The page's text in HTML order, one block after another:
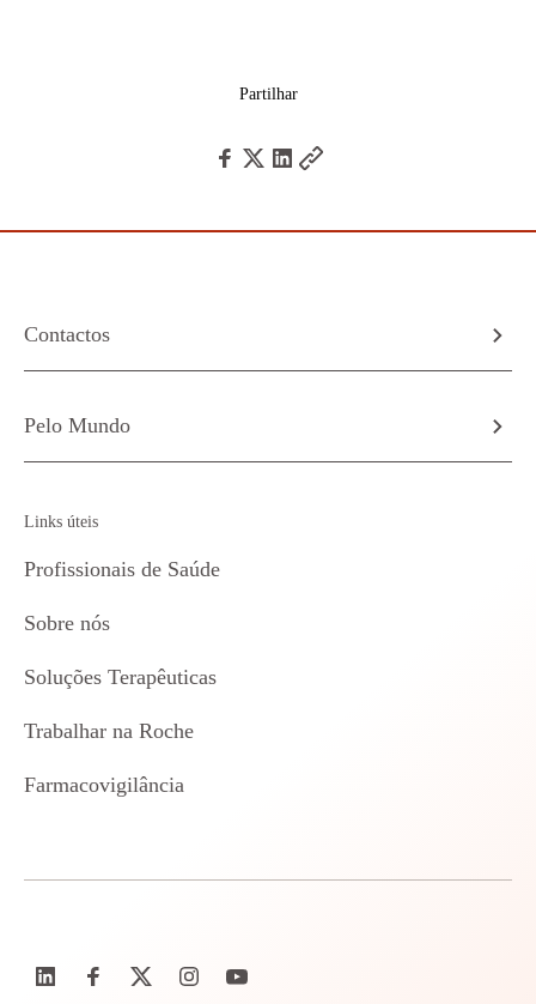
Partilhar
Contactos
Pelo Mundo
Links úteis
Profissionais de Saúde
Sobre nós
Soluções Terapêuticas
Trabalhar na Roche
Farmacovigilância